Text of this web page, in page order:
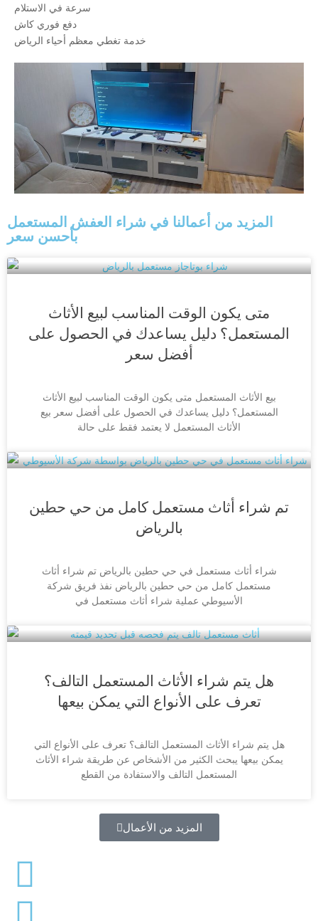
سرعة في الاستلام
دفع فوري كاش
خدمة تغطي معظم أحياء الرياض
المزيد من أعمالنا في شراء العفش المستعمل
بأحسن سعر
متى يكون الوقت المناسب لبيع الأثاث
المستعمل؟ دليل يساعدك في الحصول على
أفضل سعر
بيع الأثاث المستعمل متى يكون الوقت المناسب لبيع الأثاث
المستعمل؟ دليل يساعدك في الحصول على أفضل سعر بيع
الأثاث المستعمل لا يعتمد فقط على حالة
تم شراء أثاث مستعمل كامل من حي حطين
بالرياض
شراء أثاث مستعمل في حي حطين بالرياض تم شراء أثاث
مستعمل كامل من حي حطين بالرياض نفذ فريق شركة
الأسيوطي عملية شراء أثاث مستعمل في
هل يتم شراء الأثاث المستعمل التالف؟
تعرف على الأنواع التي يمكن بيعها
هل يتم شراء الأثاث المستعمل التالف؟ تعرف على الأنواع التي
يمكن بيعها يبحث الكثير من الأشخاص عن طريقة شراء الأثاث
المستعمل التالف والاستفادة من القطع
المزيد من الأعمال